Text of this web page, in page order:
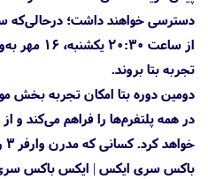
دسترسی خواهند داشت؛ درحالی‌که
از ساعت
تجربه بتا بروند.
در همه پلتفرم‌ها را فراهم می‌کند و
باکس سری ایکس | ایکس باکس سری